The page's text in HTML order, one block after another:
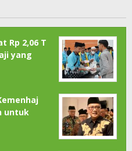
Rp 2,06 T
yang
untuk